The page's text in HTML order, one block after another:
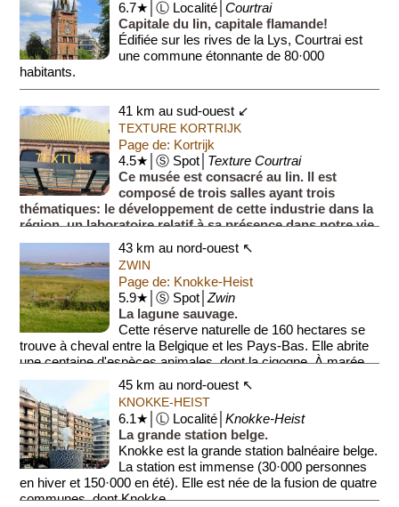
6.7★│Ⓛ Localité│Courtrai
Capitale du lin, capitale flamande!
Édifiée sur les rives de la Lys, Courtrai est
une commune étonnante de 80·000
habitants.
La ville fut fondée par les Romains et à l'époque on la
nommait ''...
41 km au sud-ouest ↙
TEXTURE KORTRIJK
Page de: Kortrijk
4.5★│Ⓢ Spot│ Texture Courtrai
Ce musée est consacré au lin. Il est
composé de trois salles ayant trois
thématiques: le développement de cette industrie dans la
région, un laboratoire relatif à sa présence dans notre vie
quotidi...
43 km au nord-ouest ↖
ZWIN
Page de: Knokke-Heist
5.9★│Ⓢ Spot│Zwin
La lagune sauvage.
Cette réserve naturelle de 160 hectares se
trouve à cheval entre la Belgique et les Pays-Bas. Elle abrite
une centaine d'espèces animales, dont la cigogne. À marée
haute, l'eau re...
45 km au nord-ouest ↖
KNOKKE-HEIST
6.1★│Ⓛ Localité│Knokke-Heist
La grande station belge.
Knokke est la grande station balnéaire belge.
La station est immense (30·000 personnes
en hiver et 150·000 en été). Elle est née de la fusion de quatre
communes, dont Knokke...